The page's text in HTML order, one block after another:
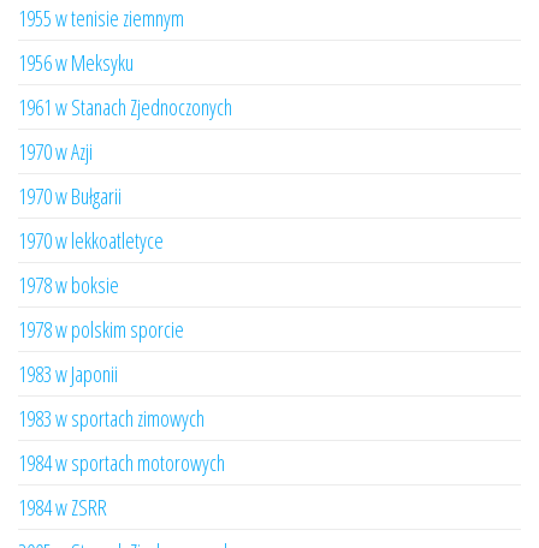
1955 w tenisie ziemnym
1956 w Meksyku
1961 w Stanach Zjednoczonych
1970 w Azji
1970 w Bułgarii
1970 w lekkoatletyce
1978 w boksie
1978 w polskim sporcie
1983 w Japonii
1983 w sportach zimowych
1984 w sportach motorowych
1984 w ZSRR